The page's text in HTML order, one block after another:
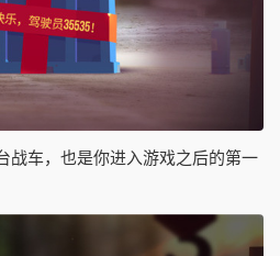
战车，也是你进入游戏之后的第一